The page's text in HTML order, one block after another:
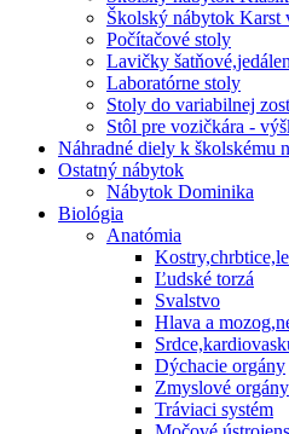
Školský nábytok
Počítačové stoly
Lavičky
Laboratórne stoly
Stoly do variabilnej
Stôl pre vozičkára -
Náhradné diely k školskému
Ostatný nábytok
Nábytok Dominika
Biológia
Anatómia
Ľudské torzá
Svalstvo
Hlava a
Dýchacie orgány
Zmyslové orgány
Tráviaci systém